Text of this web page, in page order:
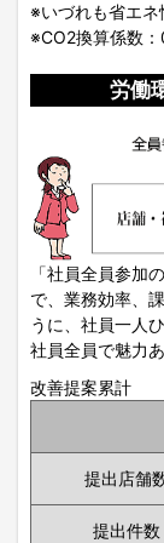
※いづれも省エネ
※CO2換算係数
労働
「社員全員参加
で、業務効率、
うに、社員一人
社員全員で魅力
改善提案累計
提出店舗
提出件数